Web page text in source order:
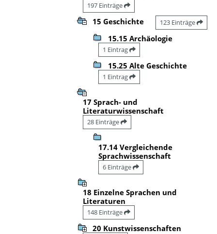
197 Einträge
15 Geschichte 123 Einträge
15.15 Archäologie
1 Eintrag
15.25 Alte Geschichte
1 Eintrag
17 Sprach- und
Literaturwissenschaft
28 Einträge
17.14 Vergleichende
Sprachwissenschaft
6 Einträge
18 Einzelne Sprachen und
Literaturen
148 Einträge
20 Kunstwissenschaften